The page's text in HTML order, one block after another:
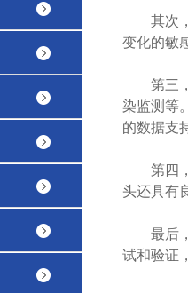
其次，
变化的敏
第三，
染监测等
的数据支
第四，
头还具有
最后，
试和验证